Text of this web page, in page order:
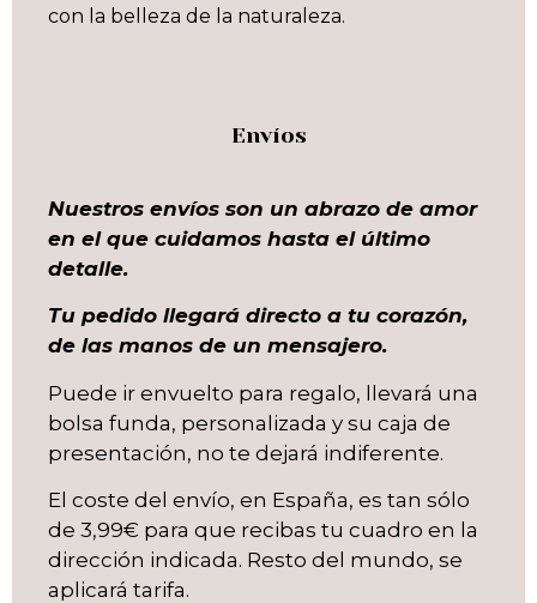
con la belleza de la naturaleza.
Envíos
Nuestros envíos son un abrazo de amor
en el que cuidamos hasta el último
detalle.
Tu pedido llegará directo a tu corazón,
de las manos de un mensajero.
Puede ir envuelto para regalo, llevará una
bolsa funda, personalizada y su caja de
presentación, no te dejará indiferente.
El coste del envío, en España, es tan sólo
de 3,99€ para que recibas tu cuadro en la
dirección indicada. Resto del mundo, se
aplicará tarifa.